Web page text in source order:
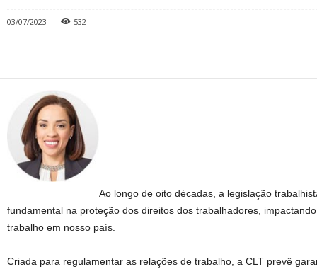
03/07/2023 532
Ao longo de oito décadas, a legislação
fundamental na proteção dos direitos dos trabalhadores,
trabalho em nosso país.
Criada para regulamentar as relações de trabalho, a CLT prevê